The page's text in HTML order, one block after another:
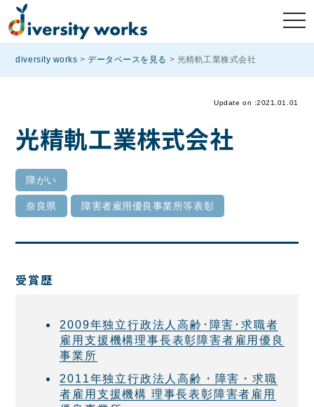
diversity works >データベースを見る > 光精軌工業株式会社
Update on :2021.01.01
光精軌工業株式会社
障がい
奈良県 障害者雇用優良事業所等表彰
受賞歴
2009年独立行政法人高齢･障害･求職者
雇用支援機構理事長表彰障害者雇用優良
事業所
2011年独立行政法人高齢・障害・求職
者雇用支援機構 理事長表彰障害者雇用